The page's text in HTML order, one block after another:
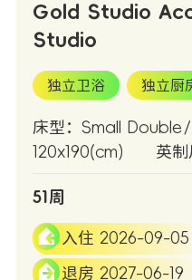
Gold Studio
Studio
独立卫浴 独立厨
床型：Small
120x190(cm)
英制
51周
入住 2026-09-05
退房 2027-06-19